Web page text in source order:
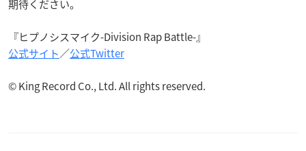
期待ください。
『ヒプノシスマイク-Division Rap Battle-』
公式サイト／公式Twitter
© King Record Co., Ltd. All rights reserved.